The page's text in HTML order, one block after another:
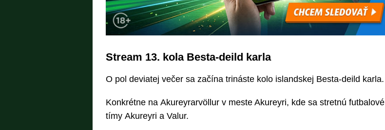
Stream 13. kola Besta-deild karla
O pol deviatej večer sa začína trináste kolo islandskej Besta-deild karla.
Konkrétne na Akureyrarvöllur v meste Akureyri, kde sa stretnú futbalové
tímy Akureyri a Valur.